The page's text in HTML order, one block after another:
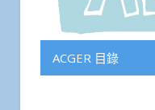
ACGER 目錄